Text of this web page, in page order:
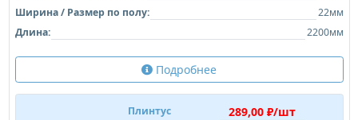
Ширина / Размер по полу:
22мм
Длина:
2200мм
Подробнее
Плинтус
289,00 ₽/шт